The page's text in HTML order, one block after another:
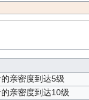
亲密度到达5级
亲密度到达10级